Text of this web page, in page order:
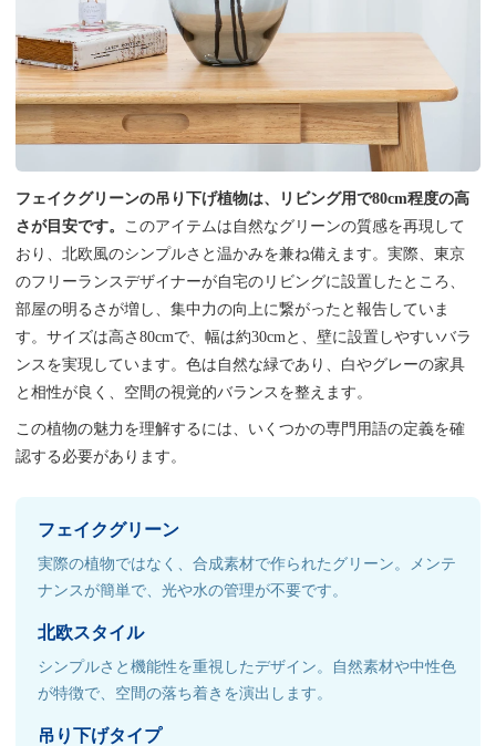
フェイクグリーンの吊り下げ植物は、リビング用で80cm程度の高
さが目安です。
このアイテムは自然なグリーンの質感を再現して
おり、北欧風のシンプルさと温かみを兼ね備えます。実際、東京
のフリーランスデザイナーが自宅のリビングに設置したところ、
部屋の明るさが増し、集中力の向上に繋がったと報告していま
す。サイズは高さ80cmで、幅は約30cmと、壁に設置しやすいバラ
ンスを実現しています。色は自然な緑であり、白やグレーの家具
と相性が良く、空間の視覚的バランスを整えます。
この植物の魅力を理解するには、いくつかの専門用語の定義を確
認する必要があります。
フェイクグリーン
実際の植物ではなく、合成素材で作られたグリーン。メンテ
ナンスが簡単で、光や水の管理が不要です。
北欧スタイル
シンプルさと機能性を重視したデザイン。自然素材や中性色
が特徴で、空間の落ち着きを演出します。
吊り下げタイプ